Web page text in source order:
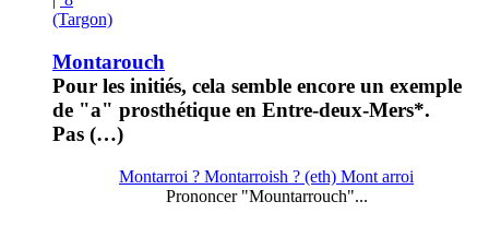
(Targon)
Montarouch
Pour les initiés, cela semble encore un exemple
de "a" prosthétique en Entre-deux-Mers*.
Pas (…)
Montarroi ? Montarroish ? (eth) Mont arroi
Prononcer "Mountarrouch"...